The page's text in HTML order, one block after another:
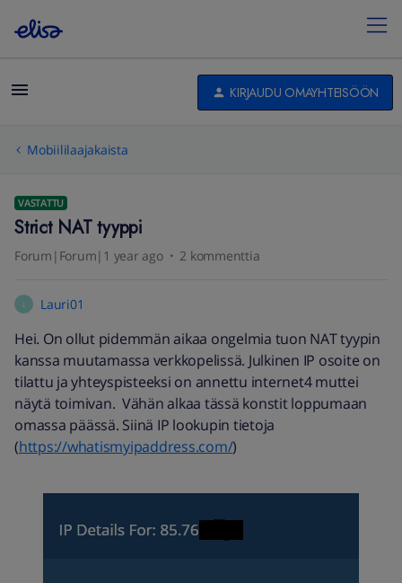
KIRJAUDU OMAYHTEISÖÖN
Mobiililaajakaista
VASTATTU
Strict NAT tyyppi
Forum|Forum|1 year ago 2 kommenttia
Lauri01
Hei. On ollut pidemmän aikaa ongelmia tuon NAT tyypin
kanssa muutamassa verkkopelissä. Julkinen IP osoite on
tilattu ja yhteyspisteeksi on annettu internet4 muttei
näytä toimivan. Vähän alkaa tässä konstit loppumaan
omassa päässä. Siinä IP lookupin tietoja
(https://whatismyipaddress.com/)